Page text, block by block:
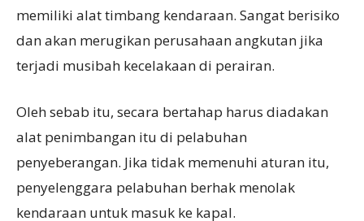
memiliki alat timbang kendaraan. Sangat berisiko
dan akan merugikan perusahaan angkutan jika
terjadi musibah kecelakaan di perairan.
Oleh sebab itu, secara bertahap harus diadakan
alat penimbangan itu di pelabuhan
penyeberangan. Jika tidak memenuhi aturan itu,
penyelenggara pelabuhan berhak menolak
kendaraan untuk masuk ke kapal.